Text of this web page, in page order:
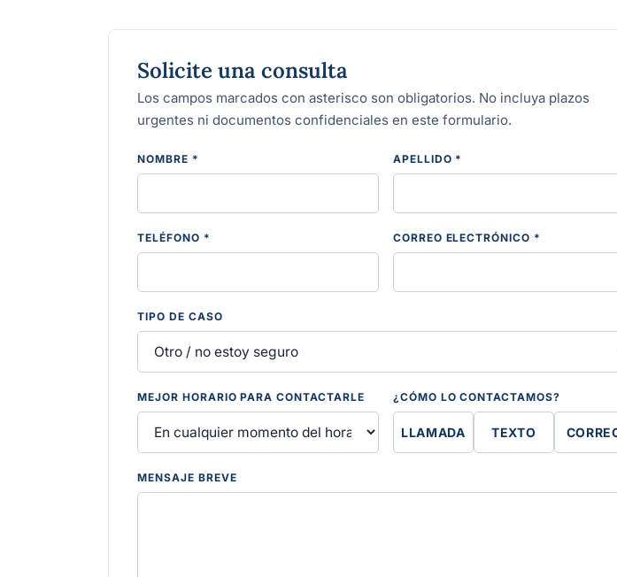
Solicite una consulta
Los campos marcados con asterisco son obligatorios. No incluya plazos
urgentes ni documentos confidenciales en este formulario.
DEJE ESTE CAMPO VACÍO
NOMBRE * APELLIDO *
TELÉFONO * CORREO ELECTRÓNICO *
TIPO DE CASO
MEJOR HORARIO PARA CONTACTARLE ¿CÓMO LO CONTACTAMOS?
LLAMADA TEXTO
MENSAJE BREVE